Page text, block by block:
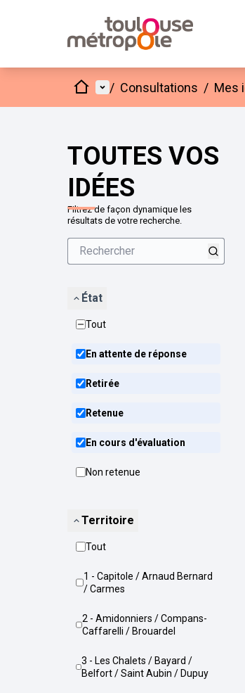
AccueilMenu principal
/ Consultations / Mes
TOUTES VOS
IDÉES
Filtrez de façon dynamique les
résultats de votre recherche.
État
Tout
En attente de réponse
Retirée
Retenue
En cours d'évaluation
Non retenue
Territoire
Tout
1 - Capitole / Arnaud Bernard
/ Carmes
2 - Amidonniers / Compans-
Caffarelli / Brouardel
3 - Les Chalets / Bayard /
Belfort / Saint Aubin / Dupuy